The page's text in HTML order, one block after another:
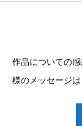
作品についての
様のメッセージ